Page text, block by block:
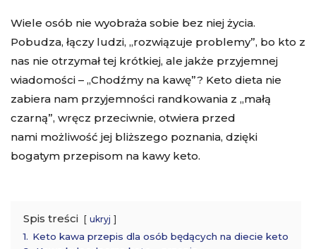
Wiele osób nie wyobraża sobie bez niej życia.
Pobudza, łączy ludzi, „rozwiązuje problemy”, bo kto z
nas nie otrzymał tej krótkiej, ale jakże przyjemnej
wiadomości – „Chodźmy na kawę”? Keto dieta nie
zabiera nam przyjemności randkowania z „małą
czarną”, wręcz przeciwnie, otwiera przed
nami możliwość jej bliższego poznania, dzięki
bogatym przepisom na kawy keto.
Spis treści ukryj
1. Keto kawa przepis dla osób będących na diecie keto